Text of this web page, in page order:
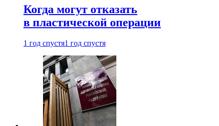
Когда могут отказать
в пластической операции
1 год спустя1 год спустя